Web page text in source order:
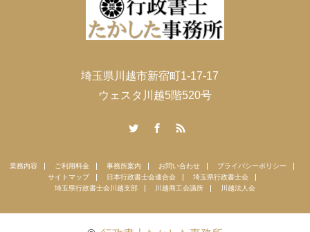
埼玉県川越市新宿町1-17-17
ウェスタ川越5階520号
業務内容 ご利用料金 事務所案内 お問い合わせ
プライバシーポリシー
サイトマップ
日本行政書士会連合会
埼玉県行政書士会
埼玉県行政書士会川越支部
川越商工会議所 川越法人会